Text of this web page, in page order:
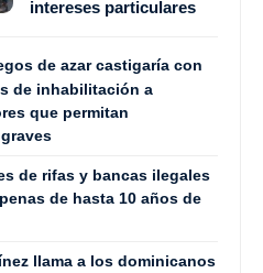
intereses particulares
de azar castigaría con
de inhabilitación a
que permitan
de rifas y bancas ilegales
de hasta 10 años de
llama a los dominicanos